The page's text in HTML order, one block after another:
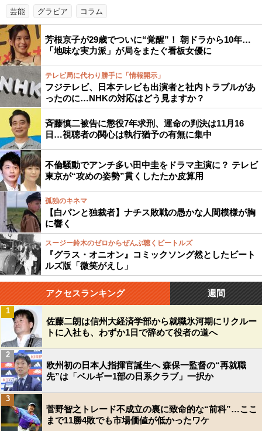
芸能 グラビア コラム
芳根京子が29歳でついに“覚醒”！ 朝ドラから10年…
「地味な実力派」が局をまたぐ看板女優に
テレビ局に代わり勝手に「情報開示」
フジテレビ、日本テレビも出演者と社内トラブルがあ
ったのに…NHKの対応はどう見ますか？
斉藤慎二被告に懲役7年求刑、運命の判決は11月16
日…視聴者の関心は執行猶予の有無に集中
不倫騒動でアンチ多い田中圭をドラマ主演に？ テレビ
東京が“攻めの姿勢”貫くしたたか皮算用
孤独のキネマ
【白パンと独裁者】ナチス敗戦の愚かな人間模様が胸
に響く
スージー鈴木のゼロからぜんぶ聴くビートルズ
『グラス・オニオン』コミックソング然としたビート
ルズ版「微笑がえし」
アクセスランキング 週間
佐藤二朗は信州大経済学部から就職氷河期にリクルー
トに入社も、わずか1日で辞めて役者の道へ
1
欧州初の日本人指揮官誕生へ 森保一監督の“再就職
先”は「ベルギー1部の日系クラブ」一択か
2
菅野智之トレード不成立の裏に致命的な“前科”…ここ
まで11勝4敗でも市場価値が低かったワケ
3